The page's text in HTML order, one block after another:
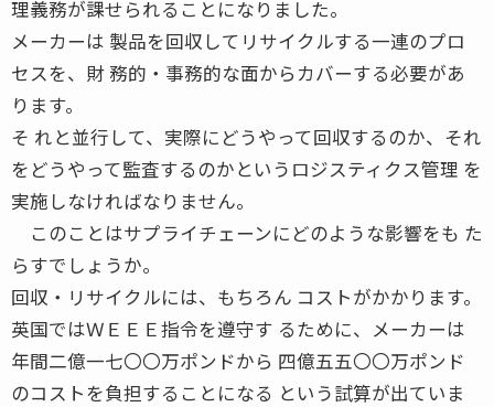
理義務が課せられることになりました。
メーカーは 製品を回収してリサイクルする一連のプロ
セスを、財 務的・事務的な面からカバーする必要があ
ります。
そ れと並行して、実際にどうやって回収するのか、それ
をどうやって監査するのかというロジスティクス管理 を
実施しなければなりません。
このことはサプライチェーンにどのような影響をも た
らすでしょうか。
回収・リサイクルには、もちろん コストがかかります。
英国ではＷＥＥＥ指令を遵守す るために、メーカーは
年間二億一七〇〇万ポンドから 四億五五〇〇万ポンド
のコストを負担することになる という試算が出ていま